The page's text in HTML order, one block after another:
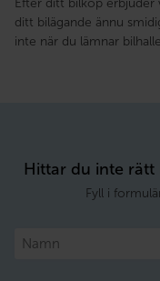
ditt bilägande ännu
inte när du lämnar
Hittar du inte
Fyll i
Namn